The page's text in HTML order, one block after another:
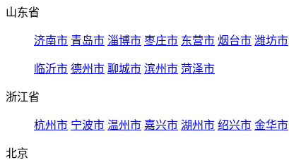
山东省
济南市 青岛市 淄博市 枣庄市 东营市 烟台市 潍坊市
临沂市 德州市 聊城市 滨州市 菏泽市
浙江省
杭州市 宁波市 温州市 嘉兴市 湖州市 绍兴市 金华市
北京